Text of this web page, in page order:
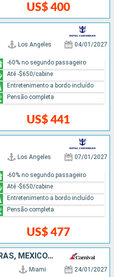
US$ 400
Los Angeles 04/01/2027
US$ 441
-60% no segundo passageiro
Até -$650/cabine
Entretenimento a bordo incluído
Pensão completa
Los Angeles 07/01/2027
US$ 477
-60% no segundo passageiro
Até -$650/cabine
Entretenimento a bordo incluído
Pensão completa
ESTADOS UNIDOS, HONDURAS, MÉXICO, BAHAMAS
Miami 24/01/2027